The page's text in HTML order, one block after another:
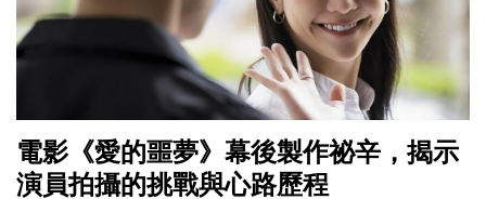
電影《愛的噩夢》幕後製作祕辛，揭示
演員拍攝的挑戰與心路歷程